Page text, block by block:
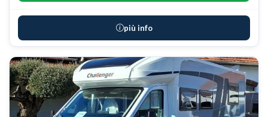
più info